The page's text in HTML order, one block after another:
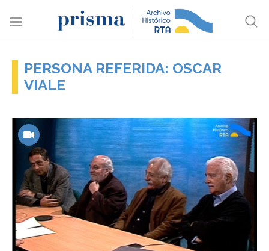
PERSONA REFERIDA: OSCAR
VIALE